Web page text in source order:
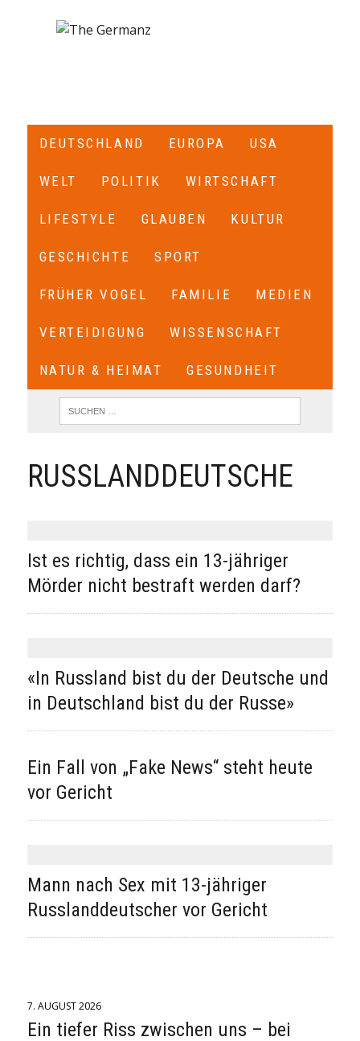
DEUTSCHLAND EUROPA USA
WELT POLITIK WIRTSCHAFT
LIFESTYLE GLAUBEN KULTUR
GESCHICHTE SPORT
FRÜHER VOGEL FAMILIE MEDIEN
VERTEIDIGUNG WISSENSCHAFT
NATUR & HEIMAT GESUNDHEIT
RUSSLANDDEUTSCHE
Ist es richtig, dass ein 13-jähriger
Mörder nicht bestraft werden darf?
«In Russland bist du der Deutsche und
in Deutschland bist du der Russe»
Ein Fall von „Fake News“ steht heute
vor Gericht
Mann nach Sex mit 13-jähriger
Russlanddeutscher vor Gericht
7. AUGUST 2026
Ein tiefer Riss zwischen uns – bei